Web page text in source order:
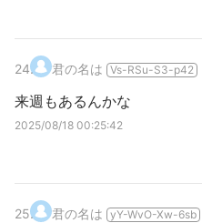
24. 君の名は Vs-RSu-S3-p42
来週もあるんかな
2025/08/18 00:25:42
25. 君の名は yY-WvO-Xw-6sb